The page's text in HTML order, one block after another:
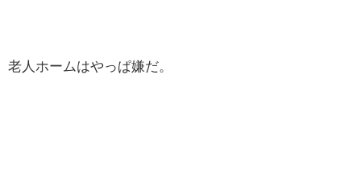
老人ホームはやっぱ嫌だ。